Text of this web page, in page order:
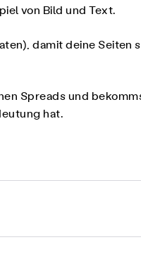
von Bild und Text.
damit deine
Spreads und
hat.